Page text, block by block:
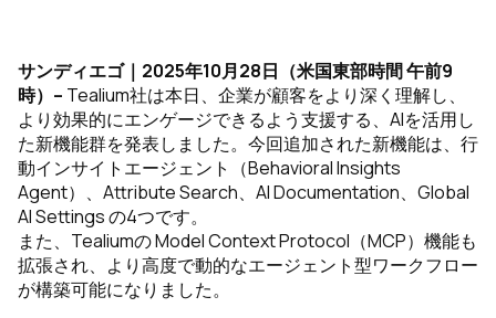
サンディエゴ｜2025年10月28日（米国東部時間 午前9
時） – Tealium社は本日、企業が顧客をより深く理解し、
より効果的にエンゲージできるよう支援する、AIを活用し
た新機能群を発表しました。今回追加された新機能は、行
動インサイトエージェント（Behavioral Insights
Agent）、Attribute Search、AI Documentation、Global
AI Settings の4つです。
また、Tealiumの Model Context Protocol（MCP）機能も
拡張され、より高度で動的なエージェント型ワークフロー
が構築可能になりました。